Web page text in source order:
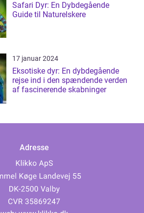
Safari Dyr: En Dybdegående
Guide til Naturelskere
17 januar 2024
Eksotiske dyr: En dybdegående
rejse ind i den spændende verden
af fascinerende skabninger
Adresse